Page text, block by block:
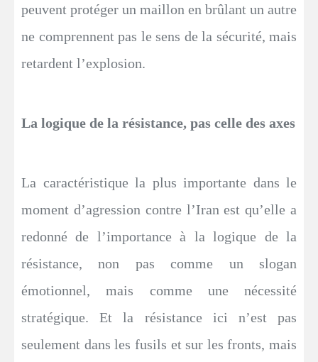
peuvent protéger un maillon en brûlant un autre
ne comprennent pas le sens de la sécurité, mais
retardent l’explosion.
La logique de la résistance, pas celle des axes
La caractéristique la plus importante dans le
moment d’agression contre l’Iran est qu’elle a
redonné de l’importance à la logique de la
résistance, non pas comme un slogan
émotionnel, mais comme une nécessité
stratégique. Et la résistance ici n’est pas
seulement dans les fusils et sur les fronts, mais